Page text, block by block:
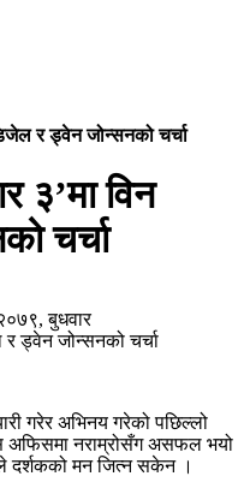
र ड्वेन जोन्सनको चर्चा
३’मा विन
चर्चा
बुधवार
गरेर अभिनय गरेको पछिल्लो
अफिसमा नराम्रोसँग असफल भयो
दर्शकको मन जित्न सकेन ।